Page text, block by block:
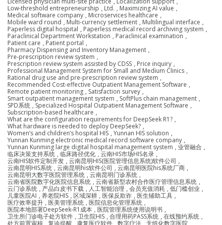
Low-threshold entrepreneurship , Ltd. , Maximizing AI value ,
Medical software company , Microservices healthcare ,
Mobile ward round , Multi-currency settlement , Multilingual interface ,
Paperless digital hospital , Paperless medical record archiving system ,
Paraclinical Department Workstation , Paraclinical examination ,
Patient care , Patient portal ,
Pharmacy Dispensing and Inventory Management ,
Pre-prescription review system ,
Prescription review system assisted by CDSS , Price inquiry ,
Professional Management System for Small and Medium Clinics ,
Rational drug use and pre-prescription review system ,
Recommended Cost-effective Outpatient Management Software ,
Remote patient monitoring , Satisfaction survey ,
Smart outpatient management system , SoftPlus chain management ,
SPD系统 , Specialized Hospital Outpatient Management Software ,
Subscription-based healthcare ,
What are the configuration requirements for DeepSeek R1? ,
What hardware is needed to deploy DeepSeek? ,
Women’s and children’s hospital HIS , Yunnan HIS solution ,
Yunnan Kunming electronic medical record software company ,
Yunnan Kunming large digital hospital management system , 业管融合 ,
临床决策支持系统 , 临床路径优化 , 云南HIS市场HIS名录 ,
云南HIS软件定制开发 , 云南昆明HIS(医院管理信息系统)软件公司 ,
云南昆明HIS系统 , 云南昆明his软件公司 , 云南昆明医院his系统厂商 ,
云南昆明大数字医院管理系统 , 云南昆明门诊系统 ,
云南省医院数字化医院信息系统 , 云南省新型农村合作医疗管理信息系统 ,
云门诊系统 , 产品白皮书下载 , 人工智能治理 , 会员充值消耗 , 低门槛创业 ,
儿童医院AI , 养老院HIS , 区域深耕 , 医保反欺诈 , 医生辅助工具 ,
医疗效率提升 , 医美管理系统 , 医院信息化管理系统 ,
医院本地部署DeepSeek-R1成本 , 医院管理系统使用说明书 ,
卫生所门诊电子处方软件 , 卫生院HIS , 合理用药PASS系统 , 在线预约系统 ,